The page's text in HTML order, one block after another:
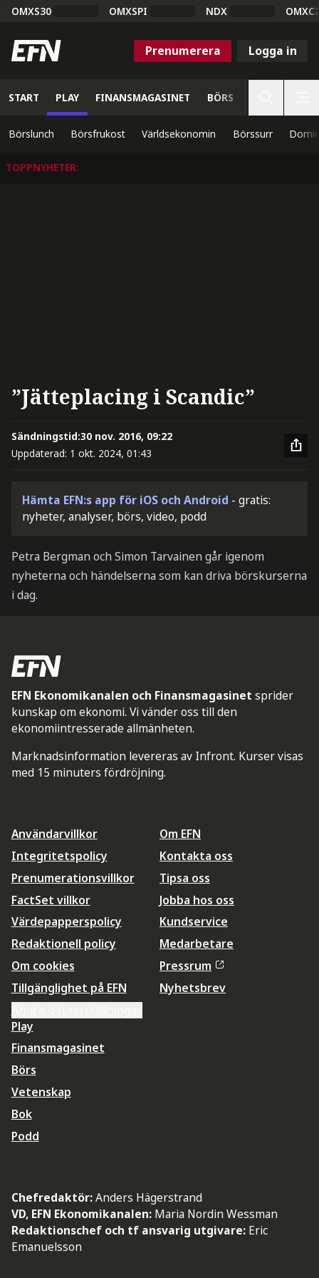
OMXS30 OMXSPI NDX
Prenumerera Logga in
START PLAY FINANSMAGASINET BÖRS
Börslunch Börsfrukost Världsekonomin Börssurr
TOPPNYHETER:
”Jätteplacing i Scandic”
Sändningstid:30 nov. 2016, 09:22
Uppdaterad: 1 okt. 2024, 01:43
Hämta EFN:s app för iOS och Android - gratis:
nyheter, analyser, börs, video, podd
Petra Bergman och Simon Tarvainen går igenom
nyheterna och händelserna som kan driva börskurserna
i dag.
EFN Ekonomikanalen och Finansmagasinet sprider
kunskap om ekonomi. Vi vänder oss till den
ekonomiintresserade allmänheten.
Marknadsinformation levereras av Infront. Kurser visas
med 15 minuters fördröjning.
Användarvillkor
Integritetspolicy
Prenumerationsvillkor
FactSet villkor
Värdepapperspolicy
Redaktionell policy
Om cookies
Tillgänglighet på EFN
Om EFN
Kontakta oss
Tipsa oss
Jobba hos oss
Kundservice
Medarbetare
Pressrum
Nyhetsbrev
Play
Finansmagasinet
Börs
Vetenskap
Bok
Podd
Chefredaktör:Anders Hägerstrand
VD, EFN Ekonomikanalen: Maria Nordin Wessman
Redaktionschef och tf ansvarig utgivare: Eric
Emanuelsson